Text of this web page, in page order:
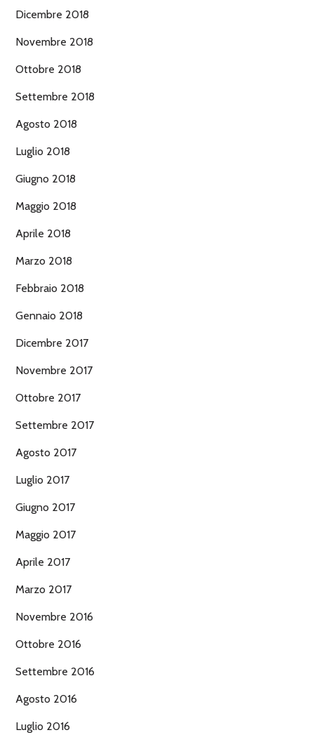
Dicembre 2018
Novembre 2018
Ottobre 2018
Settembre 2018
Agosto 2018
Luglio 2018
Giugno 2018
Maggio 2018
Aprile 2018
Marzo 2018
Febbraio 2018
Gennaio 2018
Dicembre 2017
Novembre 2017
Ottobre 2017
Settembre 2017
Agosto 2017
Luglio 2017
Giugno 2017
Maggio 2017
Aprile 2017
Marzo 2017
Novembre 2016
Ottobre 2016
Settembre 2016
Agosto 2016
Luglio 2016